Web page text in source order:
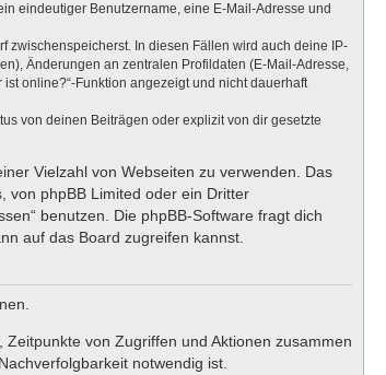
eindeutiger Benutzername, eine E-Mail-Adresse und
zwischenspeicherst. In diesen Fällen wird auch deine IP-
Änderungen an zentralen Profildaten (E-Mail-Adresse,
online?“-Funktion angezeigt und nicht dauerhaft
von deinen Beiträgen oder explizit von dir gesetzte
Vielzahl von Webseiten zu verwenden. Das
von phpBB Limited oder ein Dritter
benutzen. Die phpBB-Software fragt dich
auf das Board zugreifen kannst.
von Zugriffen und Aktionen zusammen
notwendig ist.